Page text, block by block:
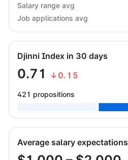
Salary range avg
Job applications avg
Djinni Index in 30 days
0.71 ↓0.15
421 propositions
Average salary expectations